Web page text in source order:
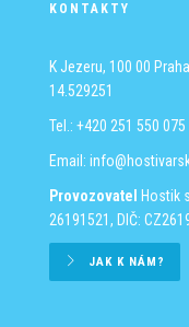
KONTAKTY
K Jezeru, 100 00
14.529251
Tel.: +420 251 550 075
Email:
Provozovatel
Hostik
26191521, DIČ:
JAK K NÁM?